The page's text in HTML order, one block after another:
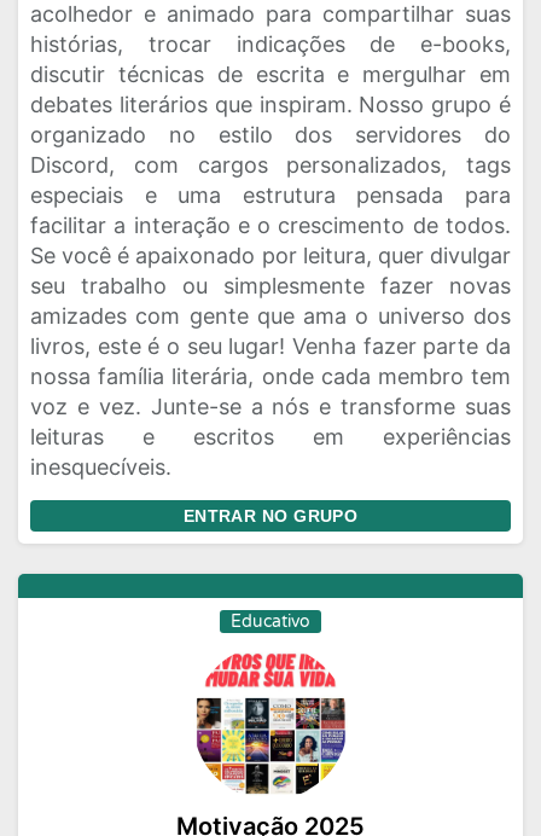
acolhedor e animado para compartilhar suas
histórias, trocar indicações de e-books,
discutir técnicas de escrita e mergulhar em
debates literários que inspiram. Nosso grupo é
organizado no estilo dos servidores do
Discord, com cargos personalizados, tags
especiais e uma estrutura pensada para
facilitar a interação e o crescimento de todos.
Se você é apaixonado por leitura, quer divulgar
seu trabalho ou simplesmente fazer novas
amizades com gente que ama o universo dos
livros, este é o seu lugar! Venha fazer parte da
nossa família literária, onde cada membro tem
voz e vez. Junte-se a nós e transforme suas
leituras e escritos em experiências
inesquecíveis.
ENTRAR NO GRUPO
Educativo
Motivação 2025